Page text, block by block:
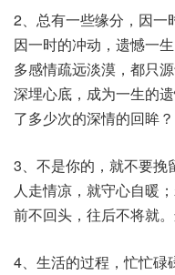
2、总有一些缘分，因一
因一时的冲动，遗憾一
多感情疏远淡漠，都只
深埋心底，成为一生的
了多少次的深情的回眸？
3、不是你的，就不要挽
人走情凉，就守心自暖
前不回头，往后不将就
4、生活的过程，忙忙碌